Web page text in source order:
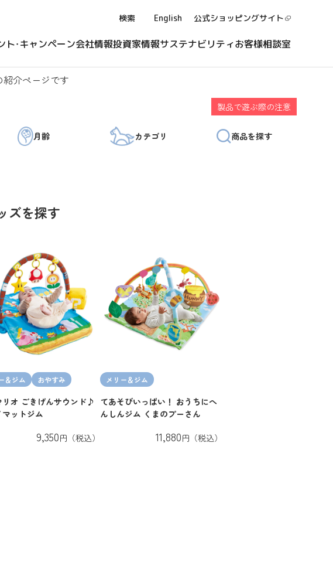
検索 English 公式ショッピングサイト
ト・キャンペーン会社情報投資家情報サステナビリティお客様相談室
介ページです
製品で遊ぶ際の注意
月齢 カテゴリ 商品を探す
ズを探す
＆ジム おやすみ
リオ ごきげんサウンド♪
マットジム
9,350円（税込）
メリー＆ジム
てあそびいっぱい！ おうちにへ
んしんジム くまのプーさん
11,880円（税込）